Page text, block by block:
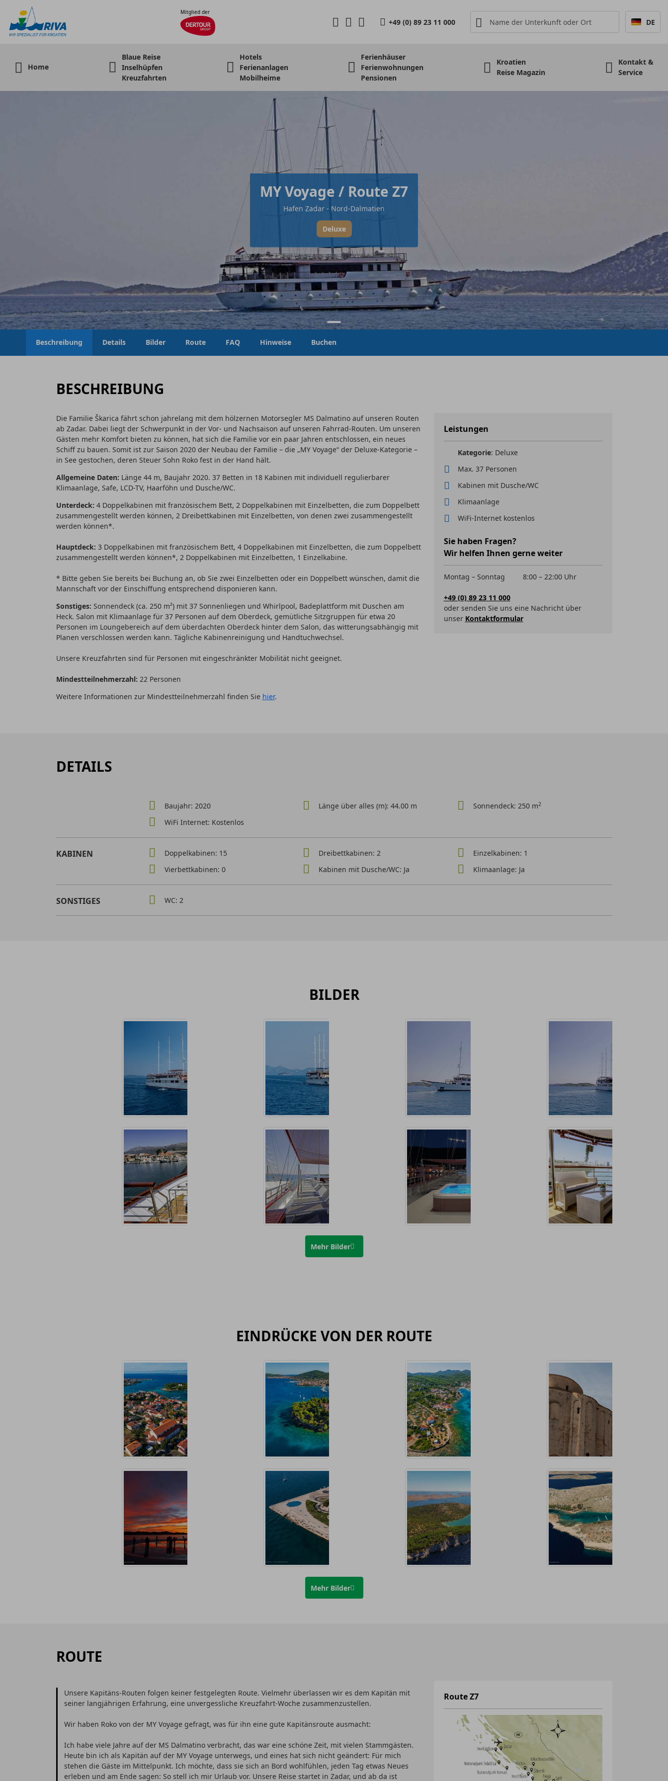
Mitglied der
+49 (0) 89 23 11 000 DE
Home
Blaue Reise
Inselhüpfen
Kreuzfahrten
Hotels
Ferienanlagen
Mobilheime
Ferienhäuser
Ferienwohnungen
Pensionen
Kroatien
Reise Magazin
Kontakt &
Service
MY Voyage / Route Z7
Hafen Zadar - Nord-Dalmatien
Deluxe
Beschreibung Details Bilder Route FAQ Hinweise Buchen
BESCHREIBUNG
Die Familie Škarica fährt schon jahrelang mit dem hölzernen Motorsegler MS Dalmatino auf unseren Routen
ab Zadar. Dabei liegt der Schwerpunkt in der Vor- und Nachsaison auf unseren Fahrrad-Routen. Um unseren
Gästen mehr Komfort bieten zu können, hat sich die Familie vor ein paar Jahren entschlossen, ein neues
Schiff zu bauen. Somit ist zur Saison 2020 der Neubau der Familie – die „MY Voyage“ der Deluxe-Kategorie –
in See gestochen, deren Steuer Sohn Roko fest in der Hand hält.
Allgemeine Daten: Länge 44 m, Baujahr 2020. 37 Betten in 18 Kabinen mit individuell regulierbarer
Klimaanlage, Safe, LCD-TV, Haarföhn und Dusche/WC.
Unterdeck: 4 Doppelkabinen mit französischem Bett, 2 Doppelkabinen mit Einzelbetten, die zum Doppelbett
zusammengestellt werden können, 2 Dreibettkabinen mit Einzelbetten, von denen zwei zusammengestellt
werden können*.
Hauptdeck: 3 Doppelkabinen mit französischem Bett, 4 Doppelkabinen mit Einzelbetten, die zum Doppelbett
zusammengestellt werden können*, 2 Doppelkabinen mit Einzelbetten, 1 Einzelkabine.
* Bitte geben Sie bereits bei Buchung an, ob Sie zwei Einzelbetten oder ein Doppelbett wünschen, damit die
Mannschaft vor der Einschiffung entsprechend disponieren kann.
Sonstiges: Sonnendeck (ca. 250 m²) mit 37 Sonnenliegen und Whirlpool, Badeplattform mit Duschen am
Heck. Salon mit Klimaanlage für 37 Personen auf dem Oberdeck, gemütliche Sitzgruppen für etwa 20
Personen im Loungebereich auf dem überdachten Oberdeck hinter dem Salon, das witterungsabhängig mit
Planen verschlossen werden kann. Tägliche Kabinenreinigung und Handtuchwechsel.
Unsere Kreuzfahrten sind für Personen mit eingeschränkter Mobilität nicht geeignet.
Mindestteilnehmerzahl: 22 Personen
Weitere Informationen zur Mindestteilnehmerzahl finden Sie hier.
Leistungen
Kategorie: Deluxe
Max. 37 Personen
Kabinen mit Dusche/WC
Klimaanlage
WiFi-Internet kostenlos
Sie haben Fragen?
Wir helfen Ihnen gerne weiter
Montag – Sonntag 8:00 – 22:00 Uhr
+49 (0) 89 23 11 000
oder senden Sie uns eine Nachricht über
unser Kontaktformular
DETAILS
Baujahr: 2020 Länge über alles (m): 44.00 m Sonnendeck: 250 m2
WiFi Internet: Kostenlos
KABINEN Doppelkabinen: 15 Dreibettkabinen: 2
Einzelkabinen: 1
Vierbettkabinen: 0
Kabinen mit Dusche/WC: Ja Klimaanlage: Ja
SONSTIGES WC: 2
BILDER
Mehr Bilder
EINDRÜCKE VON DER ROUTE
Mehr Bilder
ROUTE
Unsere Kapitäns-Routen folgen keiner festgelegten Route. Vielmehr überlassen wir es dem Kapitän mit
seiner langjährigen Erfahrung, eine unvergessliche Kreuzfahrt-Woche zusammenzustellen.
Wir haben Roko von der MY Voyage gefragt, was für ihn eine gute Kapitänsroute ausmacht:
Ich habe viele Jahre auf der MS Dalmatino verbracht, das war eine schöne Zeit, mit vielen Stammgästen.
Heute bin ich als Kapitän auf der MY Voyage unterwegs, und eines hat sich nicht geändert: Für mich
stehen die Gäste im Mittelpunkt. Ich möchte, dass sie sich an Bord wohlfühlen, jeden Tag etwas Neues
erleben und am Ende sagen: So stell ich mir Urlaub vor. Unsere Reise startet in Zadar, und ab da ist
Route Z7